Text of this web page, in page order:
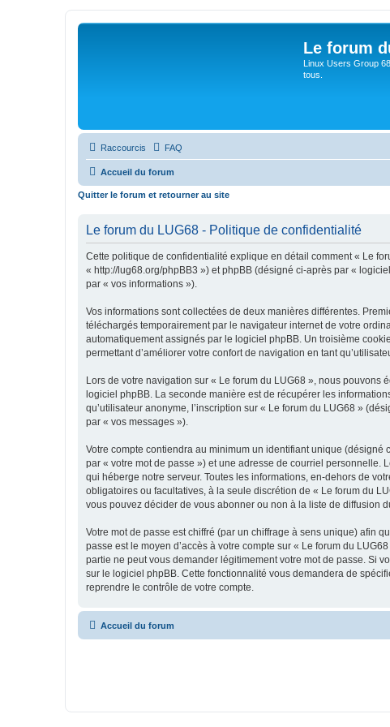
Le forum
Linux Users Group
tous.
Raccourcis FAQ
Accueil du forum
Quitter le forum et retourner au site
Le forum du LUG68 - Politique de confidentialité
Cette politique de confidentialité explique en détail comment « Le
« http://lug68.org/phpBB3 ») et phpBB (désigné ci-après par «
par « vos informations »).
Vos informations sont collectées de deux manières différentes.
téléchargés temporairement par le navigateur internet de votre
automatiquement assignés par le logiciel phpBB. Un troisième
permettant d’améliorer votre confort de navigation en tant
Lors de votre navigation sur « Le forum du LUG68 », nous
logiciel phpBB. La seconde manière est de récupérer les
qu’utilisateur anonyme, l’inscription sur « Le forum du LUG68 »
par « vos messages »).
Votre compte contiendra au minimum un identifiant unique
par « votre mot de passe ») et une adresse de courriel personnelle.
qui héberge notre serveur. Toutes les informations, en-dehors de
obligatoires ou facultatives, à la seule discrétion de « Le forum du
vous pouvez décider de vous abonner ou non à la liste de diffusion
Votre mot de passe est chiffré (par un chiffrage à sens unique) afin
passe est le moyen d’accès à votre compte sur « Le forum du
partie ne peut vous demander légitimement votre mot de passe. Si
sur le logiciel phpBB. Cette fonctionnalité vous demandera de
reprendre le contrôle de votre compte.
Accueil du forum